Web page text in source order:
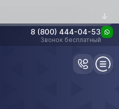
8 (800) 444-04-53
Звонок бесплатный